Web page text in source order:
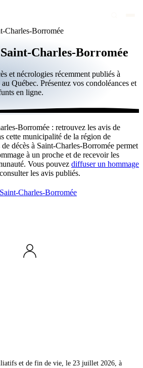
Charles-Borromée
Saint-Charles-Borromée
et nécrologies récemment publiés à
Québec. Présentez vos condoléances et
en ligne.
Borromée : retrouvez les avis de
cette municipalité de la région de
décès à Saint-Charles-Borromée permet
à un proche et de recevoir les
Vous pouvez diffuser un hommage
les avis publiés.
Charles-Borromée
et de fin de vie, le 23 juillet 2026, à